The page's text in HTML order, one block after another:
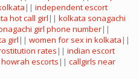
|| independent escort
hot call girl || kolkata sonagachi
girl phone number||
girl || women for sex in kolkata ||
rates || indian escort
howrah escorts || callgirls near